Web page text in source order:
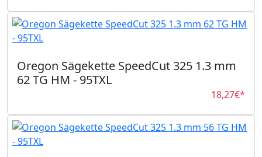
Oregon Sägekette SpeedCut 325 1.3 mm
62 TG HM - 95TXL
18,27€*